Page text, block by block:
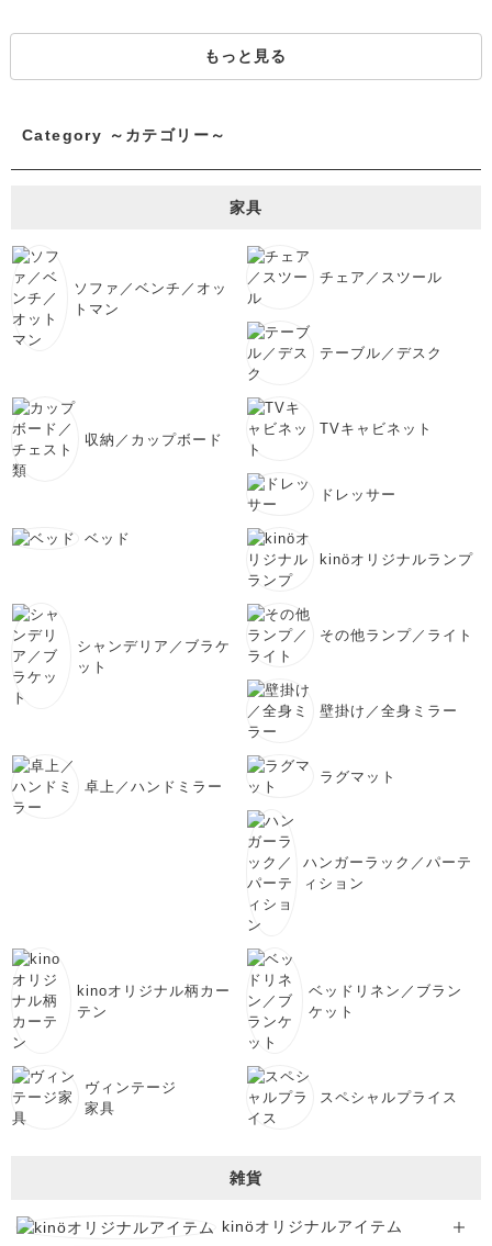
もっと見る
Category ～カテゴリー～
家具
ソファ／ベンチ／オッ
トマン
チェア／スツール
テーブル／デスク
収納／カップボード
TVキャビネット
ドレッサー
ベッド
kinöオリジナルランプ
シャンデリア／ブラケ
ット
その他ランプ／ライト
壁掛け／全身ミラー
卓上／ハンドミラー
ラグマット
ハンガーラック／パーテ
ィション
kinoオリジナル柄カー
テン
ベッドリネン／ブラン
ケット
ヴィンテージ
家具
スペシャルプライス
雑貨
kinöオリジナルアイテム